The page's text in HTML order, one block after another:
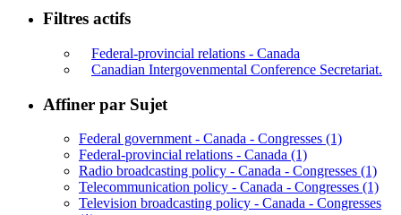
Filtres actifs
Federal-provincial relations - Canada
Canadian Intergovenmental Conference Secretariat.
Affiner par Sujet
Federal government - Canada - Congresses (1)
Federal-provincial relations - Canada (1)
Radio broadcasting policy - Canada - Congresses (1)
Telecommunication policy - Canada - Congresses (1)
Television broadcasting policy - Canada - Congresses